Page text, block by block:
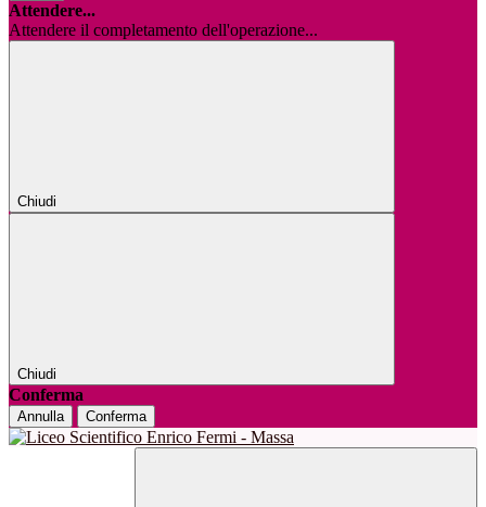
Attendere...
Attendere il completamento dell'operazione...
Chiudi
Chiudi
Conferma
Annulla Conferma